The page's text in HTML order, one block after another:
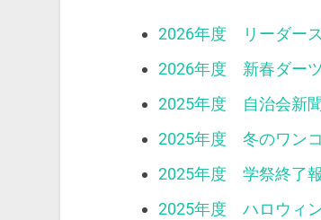
2026年度 リーダー
2026年度 新春ダー
2025年度 自治会新
2025年度 冬のワン
2025年度 学祭終了
2025年度 ハロウィ